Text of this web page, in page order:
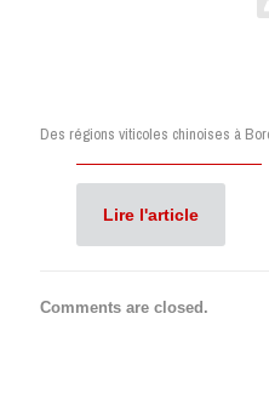
Des régions viticoles chinoises à
Lire l'article
Comments are closed.